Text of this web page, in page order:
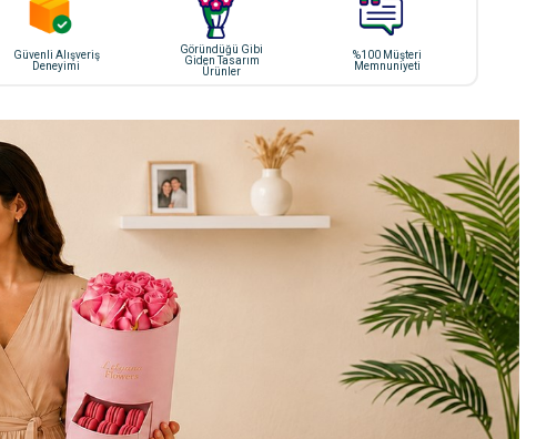
Güvenli Alışveriş
Deneyimi
Göründüğü Gibi
Giden Tasarım
Ürünler
%100 Müşteri
Memnuniyeti